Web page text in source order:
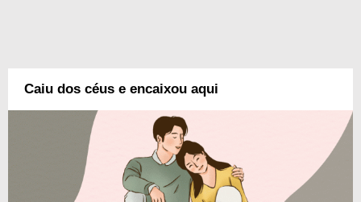
Caiu dos céus e encaixou aqui